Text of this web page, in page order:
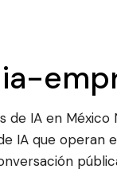
de IA en
IA que operan